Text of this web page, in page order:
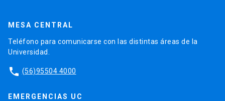
MESA CENTRAL
Teléfono para comunicarse con las distintas áreas de la
Universidad.
phone (56)95504 4000
EMERGENCIAS UC